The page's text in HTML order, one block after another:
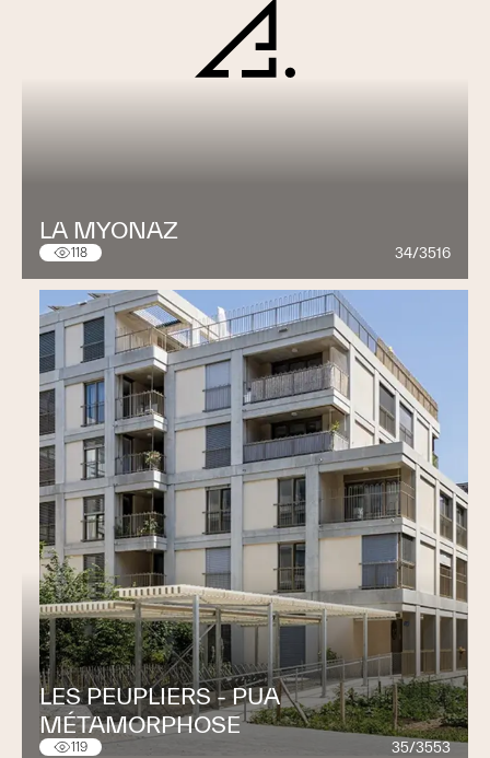
LA MYONAZ
118 34/3516
LES PEUPLIERS - PUA
MÉTAMORPHOSE
119 35/3553